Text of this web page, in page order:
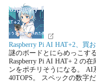
Raspberry Pi AI HAT+2、買
謎のボードとにらめっこす
Raspberry Pi AI HAT+ 2 の
ンをポチリそうになる。 AI
40TOPS。 スペックの数字